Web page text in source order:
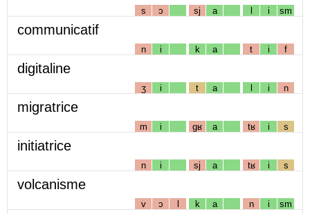
s ɔ sj a l i sm
communicatif
n i k a t i f
digitaline
ʒ i t a l i n
migratrice
m i gʁ a tʁ i s
initiatrice
n i sj a tʁ i s
volcanisme
v ɔ l k a n i sm